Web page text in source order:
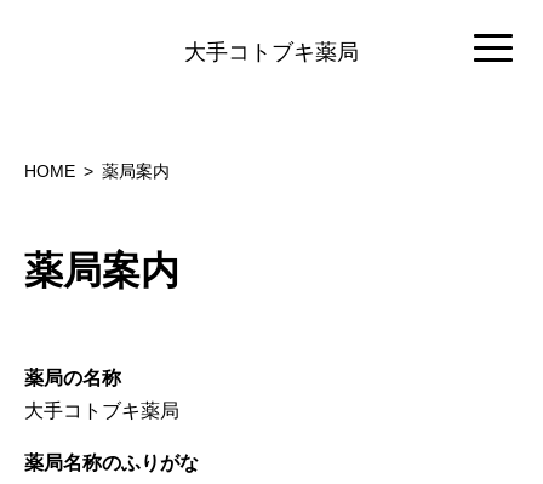
大手コトブキ薬局
HOME 薬局案内
薬局案内
薬局の名称
大手コトブキ薬局
薬局名称のふりがな